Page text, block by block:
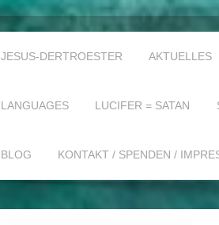
JESUS-DERTROESTER AKTUELLES
LANGUAGES LUCIFER = SATAN
BLOG KONTAKT / SPENDEN /